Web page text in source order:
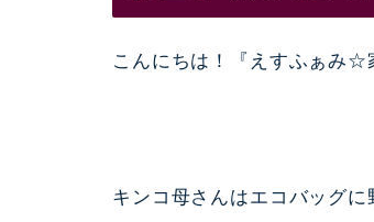
こんにちは！『えすふぁみ☆
キンコ母さんはエコバッグ